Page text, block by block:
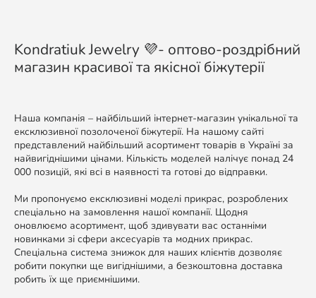
Kondratiuk Jewelry 💜- оптово-роздрібний
магазин красивої та якісної біжутерії
Наша компанія – найбільший інтернет-магазин унікальної та
ексклюзивної позолоченої біжутерії. На нашому сайті
представлений найбільший асортимент товарів в Україні за
найвигіднішими цінами. Кількість моделей налічує понад 24
000 позицій, які всі в наявності та готові до відправки.
Ми пропонуємо ексклюзивні моделі прикрас, розроблених
спеціально на замовлення нашої компанії. Щодня
оновлюємо асортимент, щоб здивувати вас останніми
новинками зі сфери аксесуарів та модних прикрас.
Спеціальна система знижок для наших клієнтів дозволяє
робити покупки ще вигіднішими, а безкоштовна доставка
робить їх ще приємнішими.